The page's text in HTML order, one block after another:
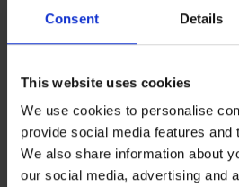
Consent Details
This website uses cookies
We use cookies to personalise
provide social media features and
We also share information about
our social media, advertising and